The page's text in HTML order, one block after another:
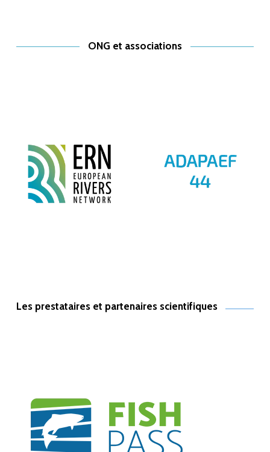
ONG et associations
Les prestataires et partenaires scientifiques